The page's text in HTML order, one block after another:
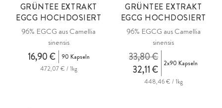
GRÜNTEE EXTRAKT
EGCG HOCHDOSIERT
96% EGCG aus Camellia
sinensis
16,90 €
90 Kapseln
472,07 € / 1kg
GRÜNTEE EXTRAKT
EGCG HOCHDOSIERT
96% EGCG aus Camellia
sinensis
32,11 €
33,80 € 2x90 Kapseln
448,46 € / 1kg